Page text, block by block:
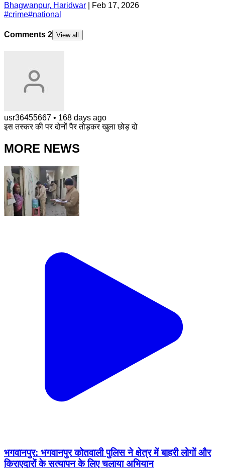
Bhagwanpur, Haridwar
Feb 17, 2026
#crime#national
Comments 2 View all
usr36455667 • 168 days ago
इस तस्कर की पर दोनों पैर तोड़कर खुला छोड़ दो
MORE NEWS
भगवानपुर: भगवानपुर कोतवाली पुलिस ने क्षेत्र में बाहरी लोगों और
किराएदारों के सत्यापन के लिए चलाया अभियान